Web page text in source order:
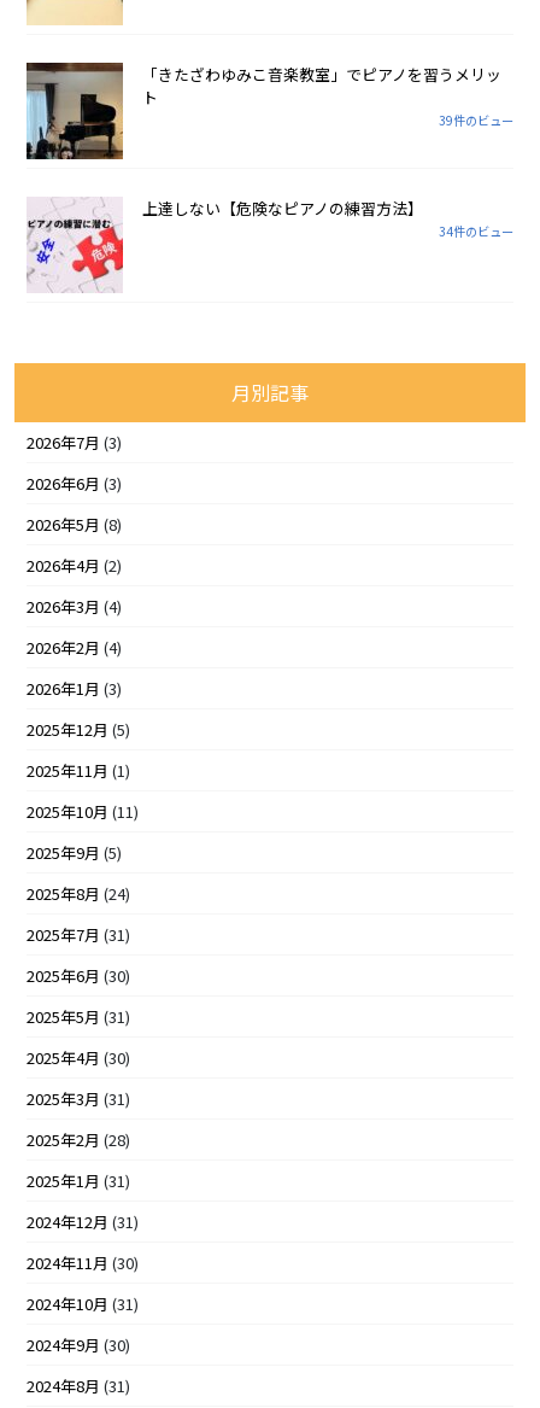
「きたざわゆみこ音楽教室」でピアノを習うメリッ
ト
39件のビュー
上達しない【危険なピアノの練習方法】
34件のビュー
月別記事
2026年7月 (3)
2026年6月 (3)
2026年5月 (8)
2026年4月 (2)
2026年3月 (4)
2026年2月 (4)
2026年1月 (3)
2025年12月 (5)
2025年11月 (1)
2025年10月 (11)
2025年9月 (5)
2025年8月 (24)
2025年7月 (31)
2025年6月 (30)
2025年5月 (31)
2025年4月 (30)
2025年3月 (31)
2025年2月 (28)
2025年1月 (31)
2024年12月 (31)
2024年11月 (30)
2024年10月 (31)
2024年9月 (30)
2024年8月 (31)